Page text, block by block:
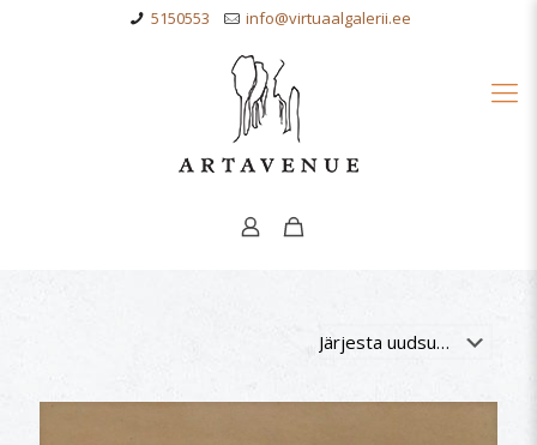
5150553 info@virtuaalgalerii.ee